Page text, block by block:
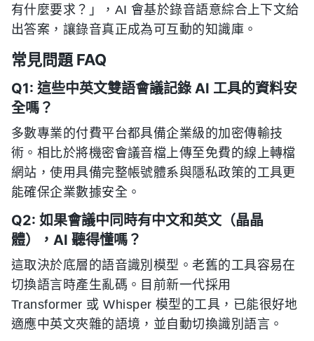
有什麼要求？」，AI 會基於錄音語意綜合上下文給
出答案，讓錄音真正成為可互動的知識庫。
常見問題 FAQ
Q1: 這些中英文雙語會議記錄 AI 工具的資料安
全嗎？
多數專業的付費平台都具備企業級的加密傳輸技
術。相比於將機密會議音檔上傳至免費的線上轉檔
網站，使用具備完整帳號體系與隱私政策的工具更
能確保企業數據安全。
Q2: 如果會議中同時有中文和英文（晶晶
體），AI 聽得懂嗎？
這取決於底層的語音識別模型。老舊的工具容易在
切換語言時產生亂碼。目前新一代採用
Transformer 或 Whisper 模型的工具，已能很好地
適應中英文夾雜的語境，並自動切換識別語言。